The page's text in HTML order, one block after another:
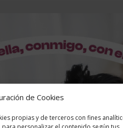
de Cookies
propias y de terceros con fines
personalizar el contenido según tus